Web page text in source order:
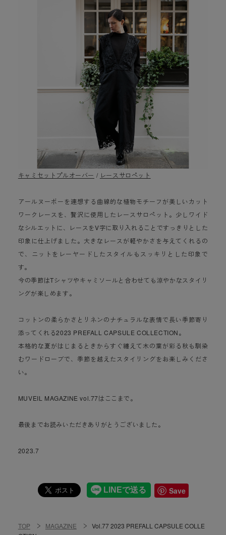
キャミセットプルオーバー / レースサロペット
アールヌーボーを連想する曲線的な植物モチーフが美しいカット
ワークレースを、贅沢に使用したレースサロペット。少しワイド
なシルエットに、レースをV字に取り入れることですっきりとした
印象に仕上げました。大きなレースが軽やかさを与えてくれるの
で、ニットをレーヤードしたスタイルもスッキリとした印象で
す。
今の季節はTシャツやキャミソールと合わせても涼やかなスタイリ
ングが楽しめます。
コットンの柔らかさとリネンのナチュラルな表情で長い季節寄り
添ってくれる2023 PREFALL CAPSULE COLLECTION。
本格的な夏がはじまるときからすぐ纏えて木の葉が彩る秋も馴染
むワードローブで、季節を越えたスタイリングをお楽しみくださ
い。
MUVEIL MAGAZINE vol.77はここまで。
最後までお読みいただきありがとうございました。
2023.7
Save
TOP MAGAZINE
Vol.77 2023 PREFALL CAPSULE COLLE